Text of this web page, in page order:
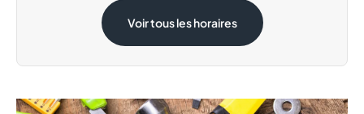
Samedi 15 Août 08:30 - 19:00
Voir tous les horaires